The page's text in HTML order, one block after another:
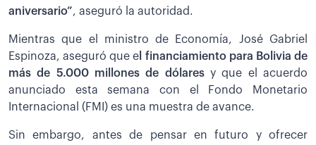
aniversario”, aseguró la autoridad.
Mientras que el ministro de Economía, José Gabriel
Espinoza, aseguró que e l financiamiento para Bolivia de
más de 5.000 millones de dólaresy que el acuerdo
anunciado esta semana con el Fondo Monetario
Internacional (FMI) es una muestra de avance.
Sin embargo, antes de pensar en futuro y ofrecer